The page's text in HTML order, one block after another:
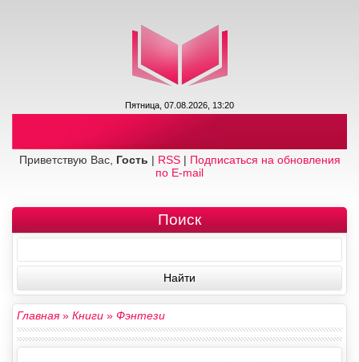
Пятница, 07.08.2026, 13:20
Приветствую Вас, Гость | RSS| Подписаться на обновления
по E-mail
Поиск
Главная» Книги » Фэнтези